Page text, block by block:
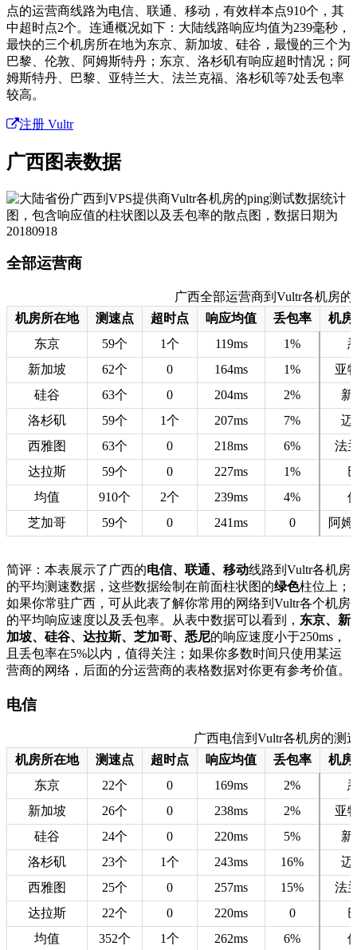
点的运营商线路为电信、联通、移动，有效样本点910个，其
中超时点2个。连通概况如下：大陆线路响应均值为239毫秒，
最快的三个机房所在地为东京、新加坡、硅谷，最慢的三个为
巴黎、伦敦、阿姆斯特丹；东京、洛杉矶有响应超时情况；阿
姆斯特丹、巴黎、亚特兰大、法兰克福、洛杉矶等7处丢包率
较高。
注册 Vultr
广西图表数据
全部运营商
广西全部运营商到Vultr各机房的
机房所在地
测速点 超时点 响应均值 丢包率
机房
东京
59个 1个 119ms 1%
新加坡
62个 0 164ms 1%
亚
硅谷
63个 0 204ms 2%
新
洛杉矶
59个 1个 207ms 7%
迈
西雅图
63个 0 218ms 6%
法
达拉斯
59个 0 227ms 1%
均值
910个 2个 239ms 4%
芝加哥
59个 0 241ms 0 阿
简评：本表展示了广西的电信、联通、移动线路到Vultr各机房
的平均测速数据，这些数据绘制在前面柱状图的绿色柱位上；
如果你常驻广西，可从此表了解你常用的网络到Vultr各个机房
的平均响应速度以及丢包率。从表中数据可以看到， 东京、新
加坡、硅谷、达拉斯、芝加哥、悉尼的响应速度小于250ms，
且丢包率在5%以内，值得关注；如果你多数时间只使用某运
营商的网络，后面的分运营商的表格数据对你更有参考价值。
电信
广西电信到Vultr各机房的测
机房所在地
测速点 超时点 响应均值 丢包率
机房
东京
22个 0 169ms 2%
新加坡
26个 0 238ms 2%
亚
硅谷
24个 0 220ms 5%
新
洛杉矶
23个 1个 243ms 16%
迈
西雅图
25个 0 257ms 15%
法
达拉斯
22个 0 220ms 0
均值
352个 1个 262ms 6%